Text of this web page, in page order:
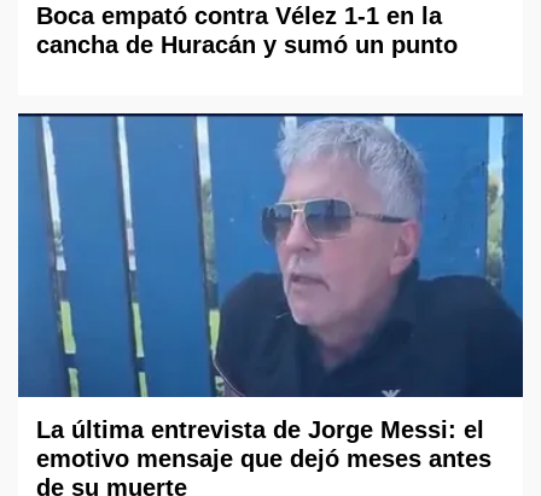
Boca empató contra Vélez 1-1 en la
cancha de Huracán y sumó un punto
La última entrevista de Jorge Messi: el
emotivo mensaje que dejó meses antes
de su muerte